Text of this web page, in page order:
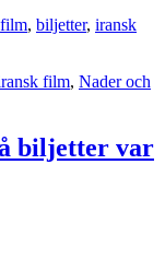
film, biljetter, iransk
film, Nader och
biljetter var